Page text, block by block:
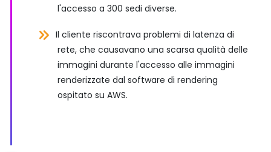
l'accesso a 300 sedi diverse.
Il cliente riscontrava problemi di latenza di
rete, che causavano una scarsa qualità delle
immagini durante l'accesso alle immagini
renderizzate dal software di rendering
ospitato su AWS.